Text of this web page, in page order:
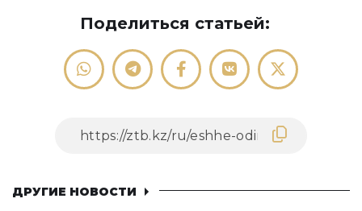
Поделиться статьей:
ДРУГИЕ НОВОСТИ